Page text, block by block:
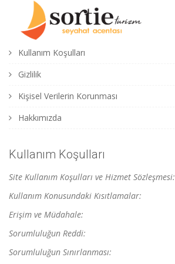
Kullanım Koşulları
Gizlilik
Kişisel Verilerin Korunması
Hakkımızda
Kullanım Koşulları
Site Kullanım Koşulları ve Hizmet Sözleşmesi:
Kullanım Konusundaki Kısıtlamalar:
Erişim ve Müdahale:
Sorumluluğun Reddi:
Sorumluluğun Sınırlanması: